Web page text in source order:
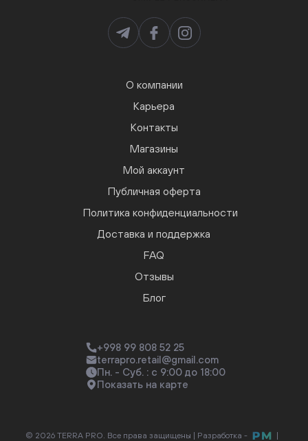
О компании
Карьера
Контакты
Магазины
Мой аккаунт
Публичная оферта
Политика конфиденциальности
Доставка и поддержка
FAQ
Отзывы
Блог
+998 99 808 52 25
terrapro.retail@gmail.com
Пн. - Суб. : с 9:00 до 18:00
Показать на карте
© 2026 TERRA PRO. Все права защищены | Разработка -